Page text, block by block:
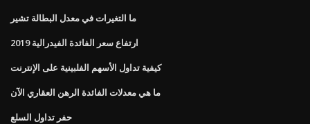
ما التغيرات في معدل البطالة تشير
ارتفاع سعر الفائدة الفيدرالية 2019
كيفية تداول الأسهم الفلبينية على الإنترنت
ما هي معدلات الفائدة الرهن العقاري الآن
حفر تداول السلع